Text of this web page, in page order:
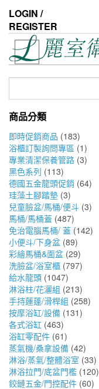
the
content
LOGIN /
REGISTER
鍵
商品分類
即時促銷商品 (183)
浴櫃訂製詢問專區 (1)
專業清潔保養管路 (3)
黑色系列 (113)
德國五金龍頭促銷 (64)
珪藻土腳踏墊 (3)
兒童臉盆/馬桶/便斗 (3)
馬桶/馬桶蓋 (487)
免治電腦馬桶/ 蓋 (142)
小便斗/下身盆 (89)
彩繪馬桶&面盆 (29)
洗臉盆/浴室櫃 (797)
給水龍頭 (1047)
淋浴柱/花灑組 (213)
手持蓮蓬/滑桿組 (258)
按摩浴缸/設備 (131)
各式浴缸 (463)
浴缸零配件 (61)
蒸氣機/桑拿設備 (42)
淋浴/蒸氣/整體浴室 (33)
淋浴拉門/底盆門檻 (120)
鉸鏈五金/門控配件 (60)